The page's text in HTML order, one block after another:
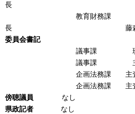
長 木平
教育財務課
長 藤森 正
委員会書記
議事課 班長
議事課 主幹
企画法務課 主査
企画法務課 主査
傍聴議員 なし
県政記者 なし